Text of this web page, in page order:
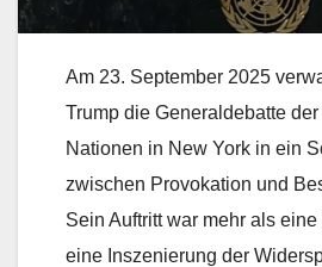
Am 23. September 2025
Trump die Generaldebatte
Nationen in New York in ein
zwischen Provokation und
Sein Auftritt war mehr als
eine Inszenierung der